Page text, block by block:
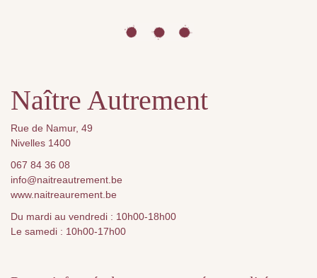
Naître Autrement
Rue de Namur, 49
Nivelles 1400
067 84 36 08
info@naitreautrement.be
www.naitreaurement.be
Du mardi au vendredi : 10h00-18h00
Le samedi : 10h00-17h00